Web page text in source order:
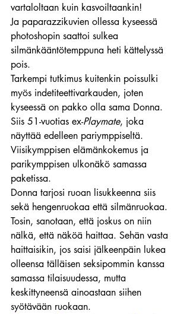
vartaloltaan kuin kasvoiltaankin!
Ja paparazzikuvien ollessa kyseessä
photoshopin saattoi sulkea
silmänkääntötemppuna heti kättelyssä
pois.
Tarkempi tutkimus kuitenkin poissulki
myös indetiteettivarkauden, joten
kyseessä on pakko olla sama Donna.
Siis 51-vuotias ex-Playmate, joka
näyttää edelleen pariymppiseltä.
Viisikymppisen elämänkokemus ja
parikymppisen ulkonäkö samassa
paketissa.
Donna tarjosi ruoan lisukkeenna siis
sekä hengenruokaa että silmänruokaa.
Tosin, sanotaan, että joskus on niin
nälkä, että näköä haittaa. Sehän vasta
haittaisikin, jos saisi jälkeenpäin lukea
olleensa tälläisen seksipommin kanssa
samassa tilaisuudessa, mutta
keskittyneensä ainoastaan siihen
syötävään ruokaan.